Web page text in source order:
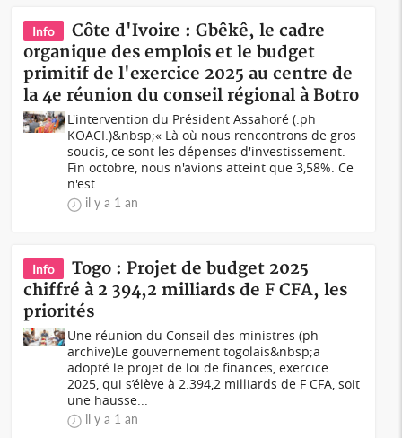
Info
Côte d'Ivoire : Gbêkê, le cadre
organique des emplois et le budget
primitif de l'exercice 2025 au centre de
la 4e réunion du conseil régional à Botro
L'intervention du Président Assahoré (.ph
KOACI.)&nbsp;« Là où nous rencontrons de gros
soucis, ce sont les dépenses d'investissement.
Fin octobre, nous n'avions atteint que 3,58%. Ce
n'est...
il y a 1 an
Info
Togo : Projet de budget 2025
chiffré à 2 394,2 milliards de F CFA, les
priorités
Une réunion du Conseil des ministres (ph
archive)Le gouvernement togolais&nbsp;a
adopté le projet de loi de finances, exercice
2025, qui s’élève à 2.394,2 milliards de F CFA, soit
une hausse...
il y a 1 an